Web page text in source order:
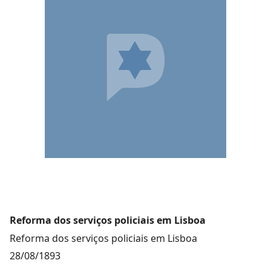
Reforma dos serviços policiais em Lisboa
Reforma dos serviços policiais em Lisboa
28/08/1893